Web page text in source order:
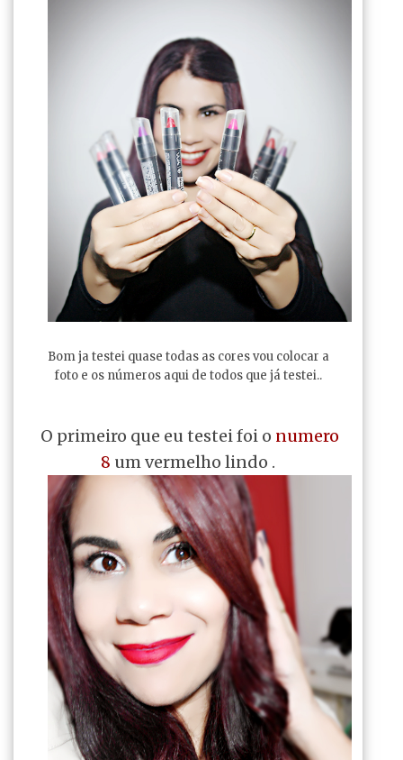
Bom ja testei quase todas as cores vou colocar a
foto e os números aqui de todos que já testei..
O primeiro que eu testei foi o numero
8 um vermelho lindo .